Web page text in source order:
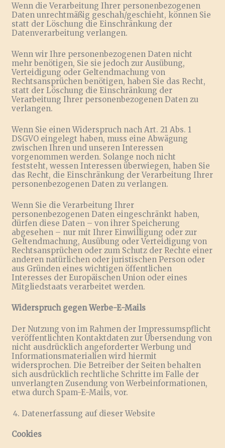
Wenn die Verarbeitung Ihrer personenbezogenen
Daten unrechtmäßig geschah/geschieht, können Sie
statt der Löschung die Einschränkung der
Datenverarbeitung verlangen.
Wenn wir Ihre personenbezogenen Daten nicht
mehr benötigen, Sie sie jedoch zur Ausübung,
Verteidigung oder Geltendmachung von
Rechtsansprüchen benötigen, haben Sie das Recht,
statt der Löschung die Einschränkung der
Verarbeitung Ihrer personenbezogenen Daten zu
verlangen.
Wenn Sie einen Widerspruch nach Art. 21 Abs. 1
DSGVO eingelegt haben, muss eine Abwägung
zwischen Ihren und unseren Interessen
vorgenommen werden. Solange noch nicht
feststeht, wessen Interessen überwiegen, haben Sie
das Recht, die Einschränkung der Verarbeitung Ihrer
personenbezogenen Daten zu verlangen.
Wenn Sie die Verarbeitung Ihrer
personenbezogenen Daten eingeschränkt haben,
dürfen diese Daten – von ihrer Speicherung
abgesehen – nur mit Ihrer Einwilligung oder zur
Geltendmachung, Ausübung oder Verteidigung von
Rechtsansprüchen oder zum Schutz der Rechte einer
anderen natürlichen oder juristischen Person oder
aus Gründen eines wichtigen öffentlichen
Interesses der Europäischen Union oder eines
Mitgliedstaats verarbeitet werden.
Widerspruch gegen Werbe-E-Mails
Der Nutzung von im Rahmen der Impressumspflicht
veröffentlichten Kontaktdaten zur Übersendung von
nicht ausdrücklich angeforderter Werbung und
Informationsmaterialien wird hiermit
widersprochen. Die Betreiber der Seiten behalten
sich ausdrücklich rechtliche Schritte im Falle der
unverlangten Zusendung von Werbeinformationen,
etwa durch Spam-E-Mails, vor.
Datenerfassung auf dieser Website
Cookies